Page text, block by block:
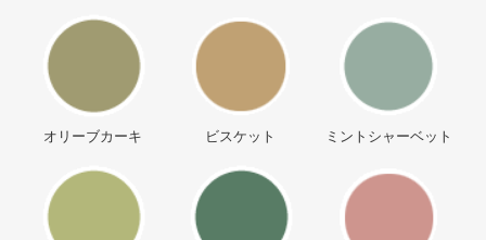
オリーブカーキ ビスケット ミントシャーベット